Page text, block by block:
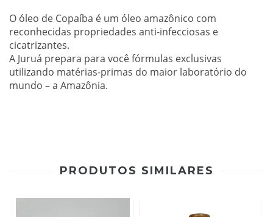
O óleo de Copaíba é um óleo amazônico com
reconhecidas propriedades anti-infecciosas e
cicatrizantes.
A Juruá prepara para você fórmulas exclusivas
utilizando matérias-primas do maior laboratório do
mundo – a Amazônia.
PRODUTOS SIMILARES